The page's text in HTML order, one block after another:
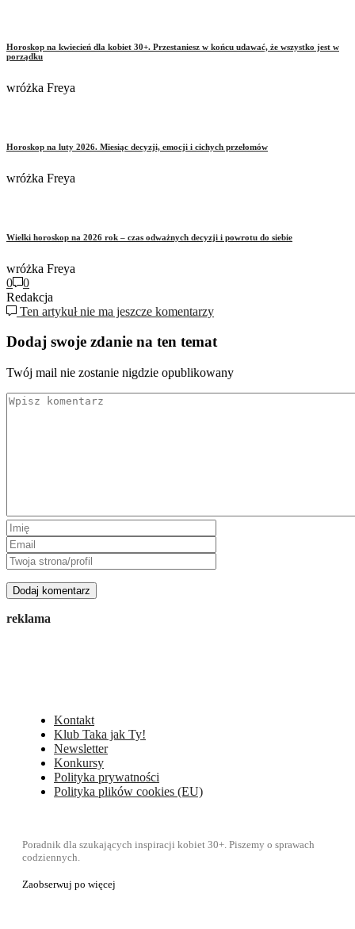
Horoskop na kwiecień dla kobiet 30+. Przestaniesz w końcu udawać, że wszystko jest w
porządku
wróżka Freya
Horoskop na luty 2026. Miesiąc decyzji, emocji i cichych przełomów
wróżka Freya
Wielki horoskop na 2026 rok – czas odważnych decyzji i powrotu do siebie
wróżka Freya
0
0
Redakcja
Ten artykuł nie ma jeszcze komentarzy
Dodaj swoje zdanie na ten temat
Twój mail nie zostanie nigdzie opublikowany
reklama
Kontakt
Klub Taka jak Ty!
Newsletter
Konkursy
Polityka prywatności
Polityka plików cookies (EU)
Poradnik dla szukających inspiracji kobiet 30+. Piszemy o sprawach
codziennych.
Zaobserwuj po więcej